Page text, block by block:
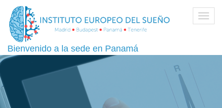
Bienvenido a la sede en Panamá